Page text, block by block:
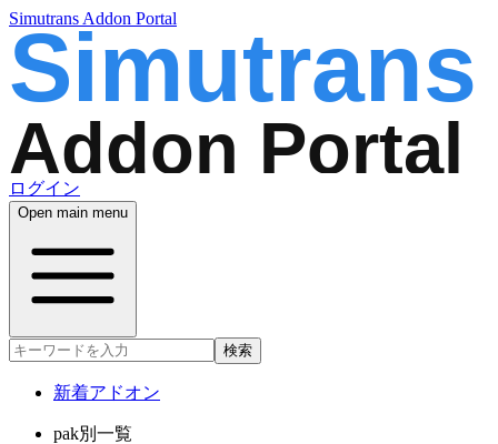
Simutrans Addon Portal
ログイン
Open main menu
検索
新着アドオン
pak別一覧